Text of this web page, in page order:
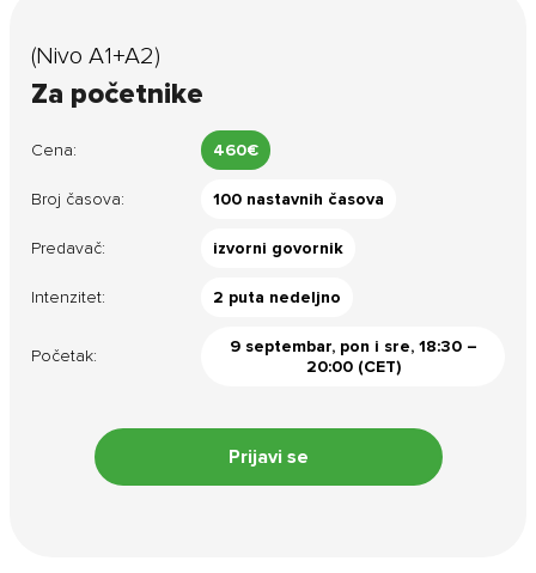
(Nivo A1+A2)
Za početnike
Cena: 460€
Broj časova: 100 nastavnih časova
Predavač: izvorni govornik
Intenzitet: 2 puta nedeljno
Početak:
9 septembar, pon i sre, 18:30 –
20:00 (CET)
Prijavi se